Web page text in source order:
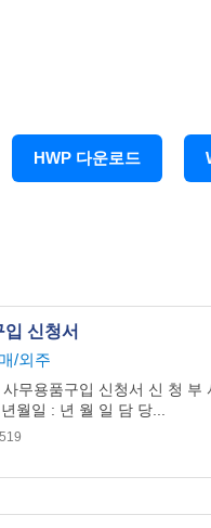
: 원
HWP 다운로드
신청서
/외주
무용품구입 신청서 신 청 부
월일 : 년 월 일 담 당...